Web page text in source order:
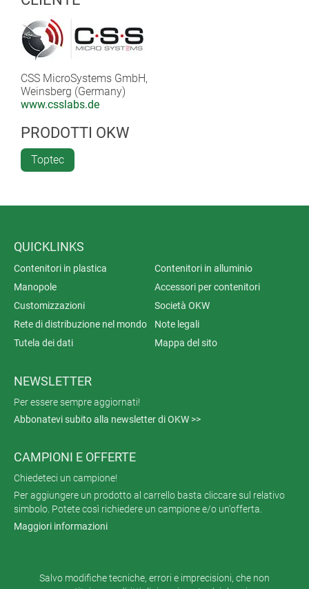
applications.
CSS MicroSystems GmbH,
Weinsberg (Germany)
www.csslabs.de
PRODOTTI OKW
Toptec
QUICKLINKS
Contenitori in plastica
Contenitori in alluminio
Manopole
Accessori per contenitori
Customizzazioni
Società OKW
Rete di distribuzione nel mondo
Note legali
Tutela dei dati
Mappa del sito
NEWSLETTER
Per essere sempre aggiornati!
Abbonatevi subito alla newsletter di OKW >>
CAMPIONI E OFFERTE
Chiedeteci un campione!
Per aggiungere un prodotto al carrello basta cliccare sul relativo
simbolo. Potete così richiedere un campione e/o un'offerta.
Maggiori informazioni
Salvo modifiche tecniche, errori e imprecisioni, che non